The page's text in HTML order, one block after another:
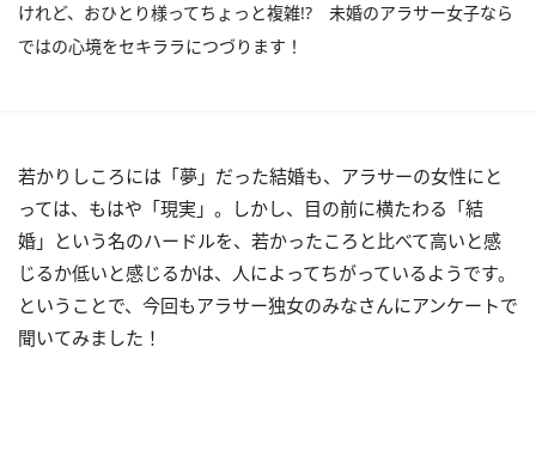
けれど、おひとり様ってちょっと複雑!? 未婚のアラサー女子なら
ではの心境をセキララにつづります！
若かりしころには「夢」だった結婚も、アラサーの女性にと
っては、もはや「現実」。しかし、目の前に横たわる「結
婚」という名のハードルを、若かったころと比べて高いと感
じるか低いと感じるかは、人によってちがっているようです。
ということで、今回もアラサー独女のみなさんにアンケートで
聞いてみました！